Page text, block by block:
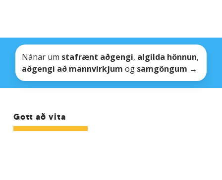
tengill
upplýsingasíðu
um
öll
á
Nánar um stafrænt aðgengi, algilda hönnun,
aðgengi að mannvirkjum og samgöngum →
Gott að vita